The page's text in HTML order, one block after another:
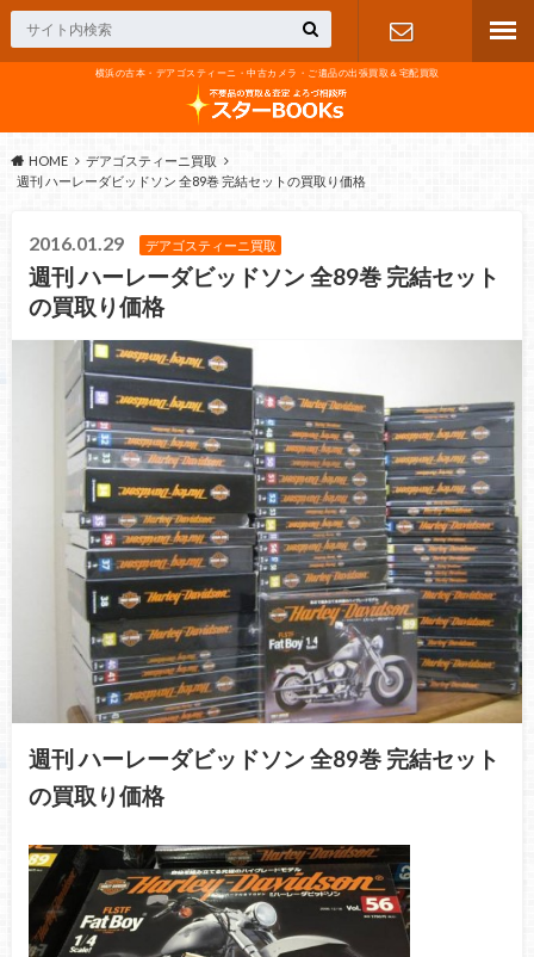
横浜の古本・デアゴスティーニ・中古カメラ・ご遺品の出張買取＆宅配買取
HOME
デアゴスティーニ買取
週刊 ハーレーダビッドソン 全89巻 完結セットの買取り価格
2016.01.29 デアゴスティーニ買取
週刊 ハーレーダビッドソン 全89巻 完結セット
の買取り価格
週刊 ハーレーダビッドソン 全89巻 完結セット
の買取り価格